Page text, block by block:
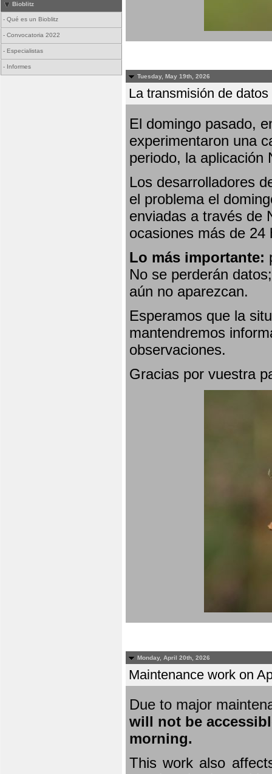
Bioblitz
- Qué es un Bioblitz
- Convocatoria 2022
- Especialistas
- Informes
Tuesday, May 19th, 2026
La transmisión de
El domingo pasado,
experimentaron una
periodo, la aplicación
Los desarrolladores
el problema el
enviadas a través de
ocasiones más de 24
Lo más importante:
No se perderán
aún no aparezcan.
Esperamos que la
mantendremos
observaciones.
Gracias por vuestra
Monday, April 20th, 2026
Maintenance work on
Due to major
will not be
morning.
This work also